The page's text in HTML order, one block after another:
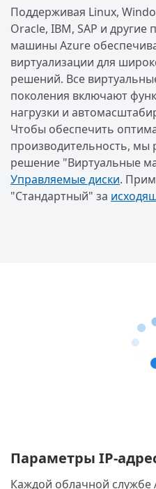
Поддерживая Linux,
Oracle, IBM, SAP и
машины Azure
виртуализации для
решений. Все
поколения включают
нагрузки и
Чтобы обеспечить
производительность, мы
решение "Виртуальные
Управляемые диски.
"Стандартный" за
Параметры IP-
Каждой облачной